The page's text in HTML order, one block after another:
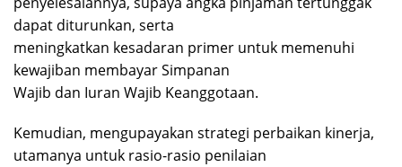
dapat diturunkan, serta
meningkatkan kesadaran primer untuk memenuhi
kewajiban membayar Simpanan
Wajib dan Iuran Wajib Keanggotaan.
Kemudian, mengupayakan strategi perbaikan kinerja,
utamanya untuk rasio-rasio penilaian